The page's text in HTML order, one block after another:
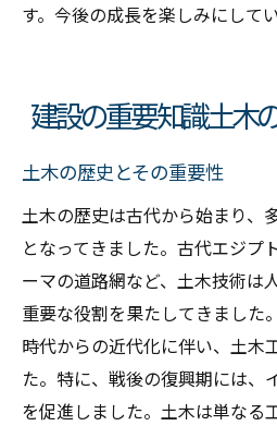
す。今後の成長を楽しみにして
建設の重要知識土木
土木の歴史とその重要性
土木の歴史は古代から始まり、
となってきました。古代エジプ
ーマの道路網など、土木技術は
重要な役割を果たしてきました
時代からの近代化に伴い、土木
た。特に、戦後の復興期には、
を促進しました。土木は単なる